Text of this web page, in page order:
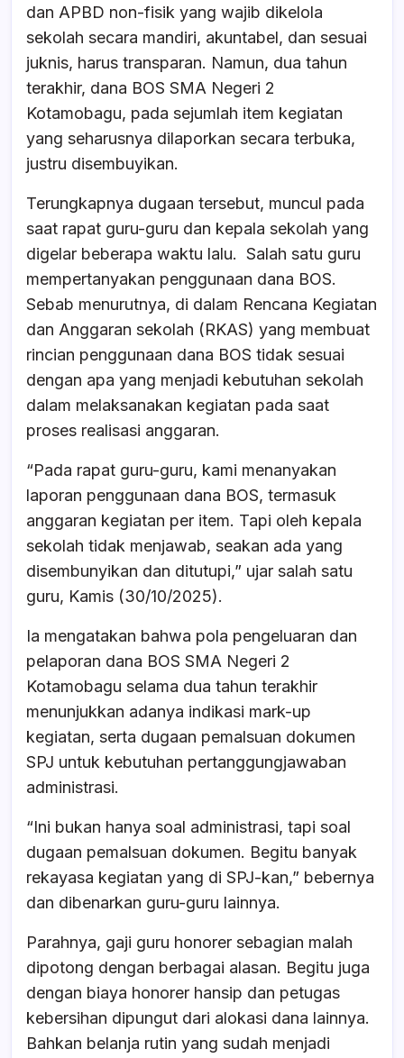
dan APBD non-fisik yang wajib dikelola
sekolah secara mandiri, akuntabel, dan sesuai
juknis, harus transparan. Namun, dua tahun
terakhir, dana BOS SMA Negeri 2
Kotamobagu, pada sejumlah item kegiatan
yang seharusnya dilaporkan secara terbuka,
justru disembuyikan.
Terungkapnya dugaan tersebut, muncul pada
saat rapat guru-guru dan kepala sekolah yang
digelar beberapa waktu lalu. Salah satu guru
mempertanyakan penggunaan dana BOS.
Sebab menurutnya, di dalam Rencana Kegiatan
dan Anggaran sekolah (RKAS) yang membuat
rincian penggunaan dana BOS tidak sesuai
dengan apa yang menjadi kebutuhan sekolah
dalam melaksanakan kegiatan pada saat
proses realisasi anggaran.
“Pada rapat guru-guru, kami menanyakan
laporan penggunaan dana BOS, termasuk
anggaran kegiatan per item. Tapi oleh kepala
sekolah tidak menjawab, seakan ada yang
disembunyikan dan ditutupi,” ujar salah satu
guru, Kamis (30/10/2025).
Ia mengatakan bahwa pola pengeluaran dan
pelaporan dana BOS SMA Negeri 2
Kotamobagu selama dua tahun terakhir
menunjukkan adanya indikasi mark-up
kegiatan, serta dugaan pemalsuan dokumen
SPJ untuk kebutuhan pertanggungjawaban
administrasi.
“Ini bukan hanya soal administrasi, tapi soal
dugaan pemalsuan dokumen. Begitu banyak
rekayasa kegiatan yang di SPJ-kan,” bebernya
dan dibenarkan guru-guru lainnya.
Parahnya, gaji guru honorer sebagian malah
dipotong dengan berbagai alasan. Begitu juga
dengan biaya honorer hansip dan petugas
kebersihan dipungut dari alokasi dana lainnya.
Bahkan belanja rutin yang sudah menjadi